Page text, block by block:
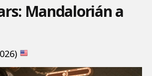
Mandalorián a